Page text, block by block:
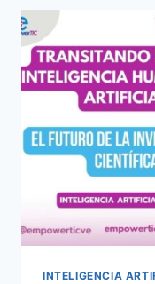
INTELIGENCIA